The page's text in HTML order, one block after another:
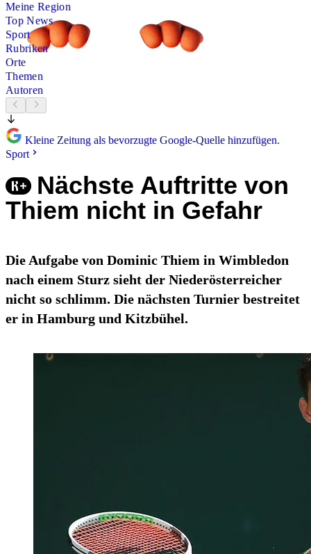
Meine Region
Top News
Sport
Rubriken
Orte
Themen
Autoren
Kleine Zeitung als bevorzugte Google-Quelle hinzufügen.
Sport
Nächste Auftritte von
Thiem nicht in Gefahr
Die Aufgabe von Dominic Thiem in Wimbledon
nach einem Sturz sieht der Niederösterreicher
nicht so schlimm. Die nächsten Turnier bestreitet
er in Hamburg und Kitzbühel.